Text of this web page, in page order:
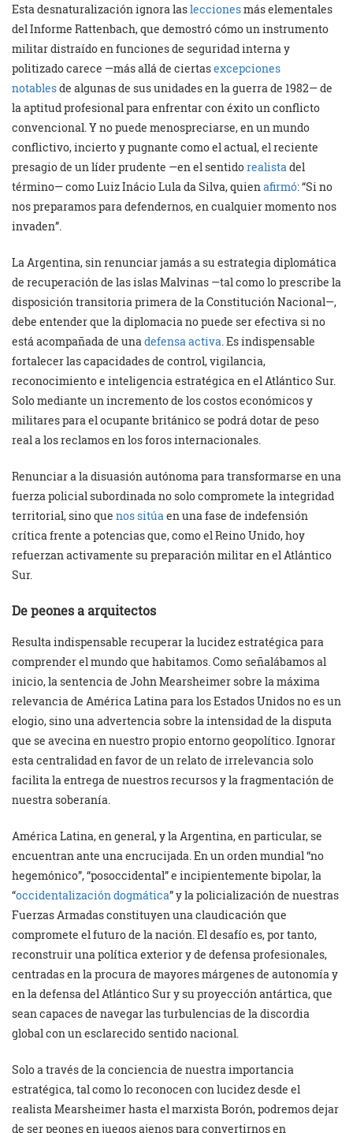
Esta desnaturalización ignora lasleccionesmás elementales
del Informe Rattenbach, que demostró cómo un instrumento
militar distraído en funciones de seguridad interna y
politizado carece —más allá de ciertasexcepciones
notablesde algunas de sus unidades en la guerra de 1982— de
la aptitud profesional para enfrentar con éxito un conflicto
convencional. Y no puede menospreciarse, en un mundo
conflictivo, incierto y pugnante como el actual, el reciente
presagio de un líder prudente —en el sentidorealista del
término— como Luiz Inácio Lula da Silva, quien afirmó: “Si no
nos preparamos para defendernos, en cualquier momento nos
invaden”.
La Argentina, sin renunciar jamás a su estrategia diplomática
de recuperación de las islas Malvinas —tal como lo prescribe la
disposición transitoria primera de la Constitución Nacional—,
debe entender que la diplomacia no puede ser efectiva si no
está acompañada de una defensa activa . Es indispensable
fortalecer las capacidades de control, vigilancia,
reconocimiento e inteligencia estratégica en el Atlántico Sur.
Solo mediante un incremento de los costos económicos y
militares para el ocupante británico se podrá dotar de peso
real a los reclamos en los foros internacionales.
Renunciar a la disuasión autónoma para transformarse en una
fuerza policial subordinada no solo compromete la integridad
territorial, sino que nos sitúa en una fase de indefensión
crítica frente a potencias que, como el Reino Unido, hoy
refuerzan activamente su preparación militar en el Atlántico
Sur.
De peones a arquitectos
Resulta indispensable recuperar la lucidez estratégica para
comprender el mundo que habitamos. Como señalábamos al
inicio, la sentencia de John Mearsheimer sobre la máxima
relevancia de América Latina para los Estados Unidos no es un
elogio, sino una advertencia sobre la intensidad de la disputa
que se avecina en nuestro propio entorno geopolítico. Ignorar
esta centralidad en favor de un relato de irrelevancia solo
facilita la entrega de nuestros recursos y la fragmentación de
nuestra soberanía.
América Latina, en general, y la Argentina, en particular, se
encuentran ante una encrucijada. En un orden mundial “no
hegemónico”, “posoccidental” e incipientemente bipolar, la
“occidentalización dogmática” y la policialización de nuestras
Fuerzas Armadas constituyen una claudicación que
compromete el futuro de la nación. El desafío es, por tanto,
reconstruir una política exterior y de defensa profesionales,
centradas en la procura de mayores márgenes de autonomía y
en la defensa del Atlántico Sur y su proyección antártica, que
sean capaces de navegar las turbulencias de la discordia
global con un esclarecido sentido nacional.
Solo a través de la conciencia de nuestra importancia
estratégica, tal como lo reconocen con lucidez desde el
realista Mearsheimer hasta el marxista Borón, podremos dejar
de ser peones en juegos ajenos para convertirnos en